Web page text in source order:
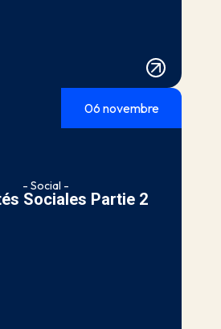
06 novembre
- Social -
Sociales Partie 2